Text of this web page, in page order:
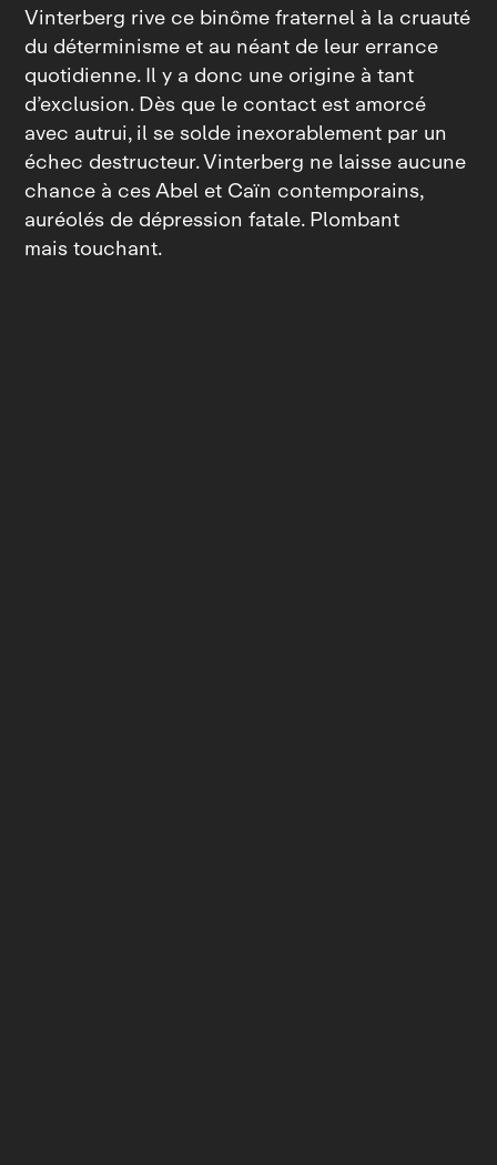
Vinterberg rive ce binôme fraternel à la cruauté
du déterminisme et au néant de leur errance
quotidienne. Il y a donc une origine à tant
d’exclusion. Dès que le contact est amorcé
avec autrui, il se solde inexorablement par un
échec destructeur. Vinterberg ne laisse aucune
chance à ces Abel et Caïn contemporains,
auréolés de dépression fatale. Plombant
mais touchant.